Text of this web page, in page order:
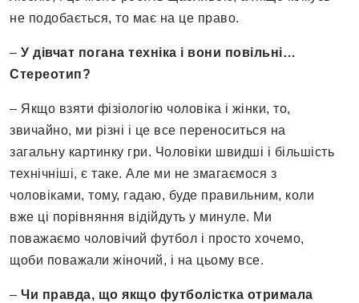
не подобається, то має на це право.
– У дівчат погана техніка і вони повільні…
Стереотип?
– Якщо взяти фізіологію чоловіка і жінки, то,
звичайно, ми різні і це все переноситься на
загальну картинку гри. Чоловіки швидші і більшість
технічніші, є таке. Але ми не змагаємося з
чоловіками, тому, гадаю, буде правильним, коли
вже ці порівняння відійдуть у минуле. Ми
поважаємо чоловічий футбол і просто хочемо,
щоби поважали жіночий, і на цьому все.
– Чи правда, що якщо футболістка отримала